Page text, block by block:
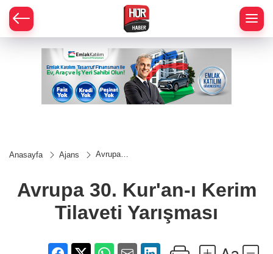
Anasayfa Ajans
Avrupa
Kerim
Tilaveti
Avrupa 30. Kur'an-ı Kerim
Tilaveti Yarışması